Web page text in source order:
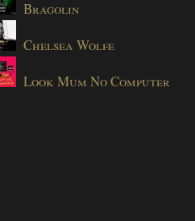
Bragolin
Chelsea Wolfe
Look Mum No Computer